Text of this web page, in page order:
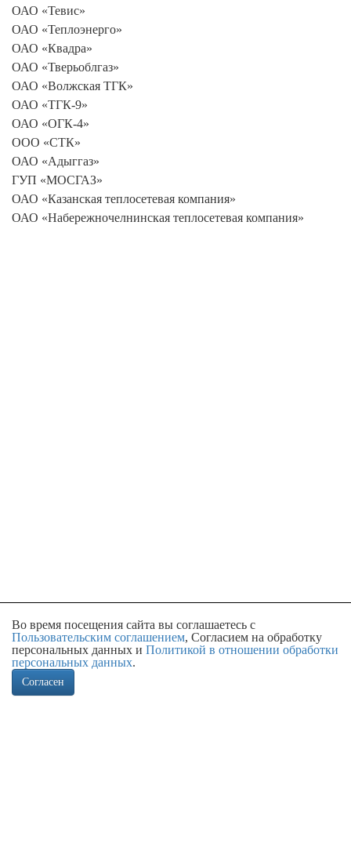
ОАО «Тевис»
ОАО «Теплоэнерго»
ОАО «Квадра»
ОАО «Тверьоблгаз»
ОАО «Волжская ТГК»
ОАО «ТГК-9»
ОАО «ОГК-4»
ООО «СТК»
ОАО «Адыггаз»
ГУП «МОСГАЗ»
ОАО «Казанская теплосетевая компания»
ОАО «Набережночелнинская теплосетевая компания»
Контакты:
г. Москва
Во время посещения сайта вы соглашаетесь с
Пользовательским соглашением, Согласием на обработку
персональных данных и Политикой в отношении обработки
персональных данных.
Согласен